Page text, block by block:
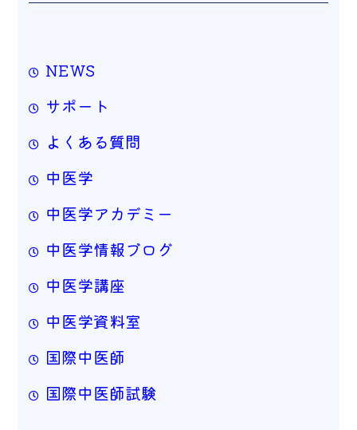
NEWS
サポート
よくある質問
中医学
中医学アカデミー
中医学情報ブログ
中医学講座
中医学資料室
国際中医師
国際中医師試験